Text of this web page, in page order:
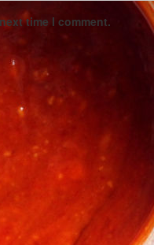
time I comment.